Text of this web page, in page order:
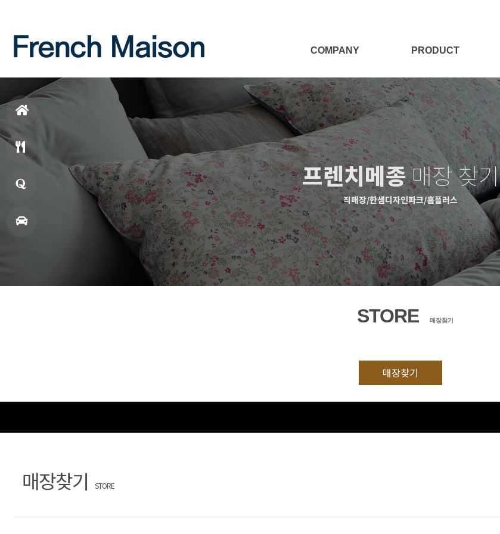
홈
메
창
장
COMPANY
회사소개
Target
양모이야기
PRODUCT
전체보기
양모제품
침구세트
침구단품
충전재
시즌상품
패브릭소품
프렌치메종매장 찾기
직매장/한샘디자인파크/홈플러스
STORE 매장찾기
매장찾기
매장찾기 STORE